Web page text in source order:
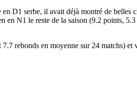
D1 serbe, il avait déjà montré de belles
N1 le reste de la saison (9.2 points,
rebonds en moyenne sur 24 matchs) et